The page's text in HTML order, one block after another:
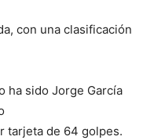
con una clasificación
ha sido Jorge García
tarjeta de 64 golpes.